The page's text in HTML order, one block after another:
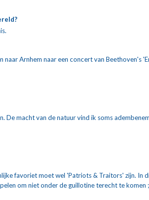
Arnhem naar een concert van Beethoven's
De macht van de natuur vind ik soms
favoriet moet wel 'Patriots & Traitors' zijn. In
om niet onder de guillotine terecht te komen